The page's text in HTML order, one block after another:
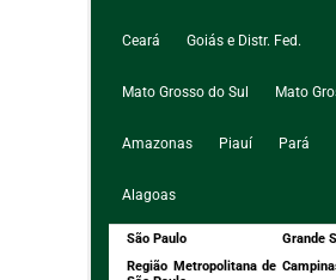
Ceará Goiás e Distr. Fed.
Mato Grosso do Sul Mato
Amazonas Piauí Pará
Alagoas
São Paulo
Grande
Região Metropolitana de